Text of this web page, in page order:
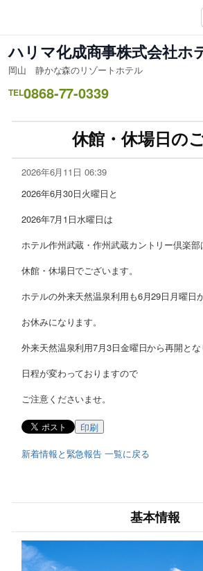
ハリマ化成商事株式会社ホ
岡山 静かな森のリゾートホテル
TEL0868-77-0339
休館・休場日の
2026年6月11日 06:39
2026年6月30日火曜日と
2026年7月1日水曜日は
ホテル作州武蔵・作州武蔵カントリー倶楽部
休館・休場日でございます。
ホテルの外来天然温泉利用も6月29日月曜日
お休みになります。
外来天然温泉利用7月3日金曜日から再開とな
日程が変わっておりますので
ご注意くださいませ。
印刷
新着情報と緊急報告 一覧に戻る
基本情報